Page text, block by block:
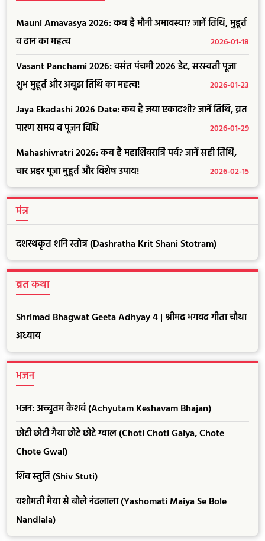
Mauni Amavasya 2026: कब है मौनी अमावस्या? जानें तिथि, मुहूर्त
व दान का महत्व
2026-01-18
Vasant Panchami 2026: वसंत पंचमी 2026 डेट, सरस्वती पूजा
शुभ मुहूर्त और अबूझ तिथि का महत्व!
2026-01-23
Jaya Ekadashi 2026 Date: कब है जया एकादशी? जानें तिथि, व्रत
पारण समय व पूजन विधि
2026-01-29
Mahashivratri 2026: कब है महाशिवरात्रि पर्व? जानें सही तिथि,
चार प्रहर पूजा मुहूर्त और विशेष उपाय!
2026-02-15
मंत्र
दशरथकृत शनि स्तोत्र (Dashratha Krit Shani Stotram)
व्रत कथा
Shrimad Bhagwat Geeta Adhyay 4 | श्रीमद भगवद गीता चौथा
अध्याय
भजन
भजन: अच्चुतम केशवं (Achyutam Keshavam Bhajan)
छोटी छोटी गैया छोटे छोटे ग्वाल (Choti Choti Gaiya, Chote
Chote Gwal)
शिव स्तुति (Shiv Stuti)
यशोमती मैया से बोले नंदलाला (Yashomati Maiya Se Bole
Nandlala)